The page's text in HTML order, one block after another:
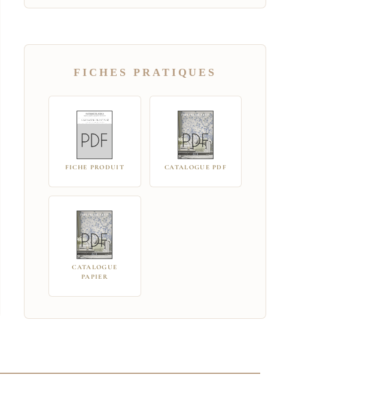
FICHES PRATIQUES
FICHE PRODUIT CATALOGUE PDF
CATALOGUE
PAPIER